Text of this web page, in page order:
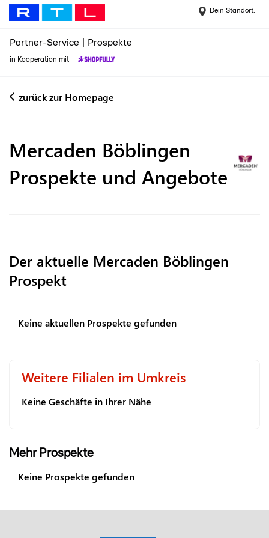
Dein Standort:
Partner-Service Prospekte
in Kooperation mit
zurück zur Homepage
Weitere Filialen im Umkreis
Keine Geschäfte in Ihrer Nähe
Mercaden Böblingen
Prospekte und Angebote
Der aktuelle Mercaden Böblingen
Prospekt
Keine aktuellen Prospekte gefunden
Mehr Prospekte
Keine Prospekte gefunden